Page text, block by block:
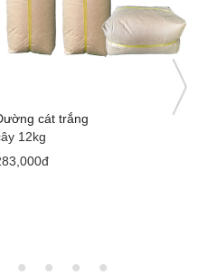
Nước tương